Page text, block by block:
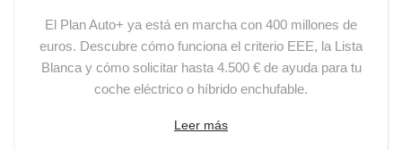
El Plan Auto+ ya está en marcha con 400 millones de
euros. Descubre cómo funciona el criterio EEE, la Lista
Blanca y cómo solicitar hasta 4.500 € de ayuda para tu
coche eléctrico o híbrido enchufable.
Leer más